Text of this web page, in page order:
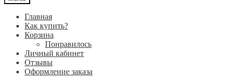
Главная
Как купить?
Корзина
Понравилось
Личный кабинет
Отзывы
Оформление заказа